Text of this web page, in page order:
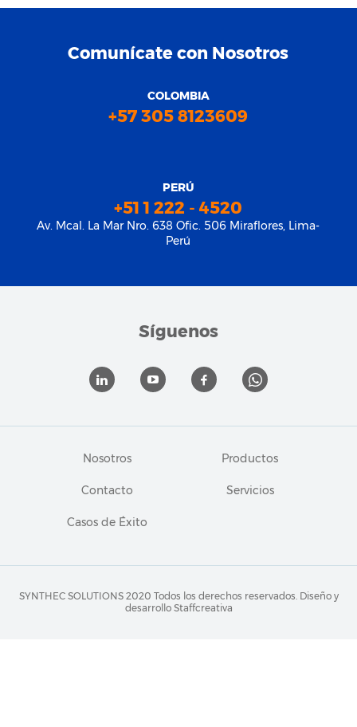
Comunícate con Nosotros
COLOMBIA
+57 305 8123609
PERÚ
+51 1 222 - 4520
Av. Mcal. La Mar Nro. 638 Ofic. 506 Miraflores, Lima-
Perú
Síguenos
Nosotros Productos
Contacto Servicios
Casos de Éxito
SYNTHEC SOLUTIONS 2020 Todos los derechos reservados. Diseño y
desarrollo Staffcreativa